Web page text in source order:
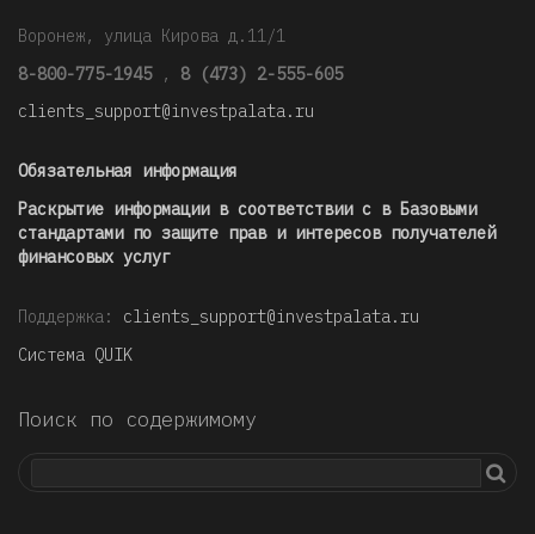
Воронеж, улица Кирова д.11/1
8-800-775-1945 , 8 (473) 2-555-605
clients_support@investpalata.ru
Обязательная информация
Раскрытие информации в соответствии с в Базовыми
стандартами по защите прав и интересов получателей
финансовых услуг
Поддержка: clients_support@investpalata.ru
Система QUIK
Поиск по содержимому